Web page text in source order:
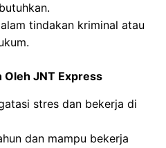
tindakan kriminal atau
Oleh JNT Express
stres dan bekerja di
dan mampu bekerja